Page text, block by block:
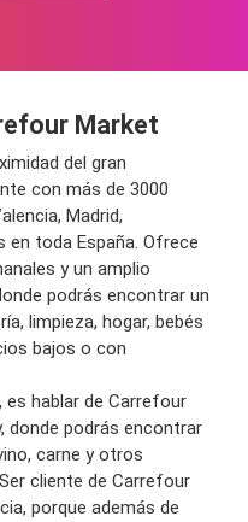
Market
del gran
con más de 3000
Madrid,
en toda España. Ofrece
y un amplio
podrás encontrar un
limpieza, hogar, bebés
bajos o con
hablar de Carrefour
donde podrás encontrar
carne y otros
cliente de Carrefour
porque además de